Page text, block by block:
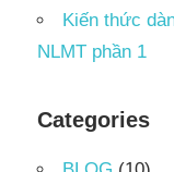
Kiến thức
NLMT phần 1
Categories